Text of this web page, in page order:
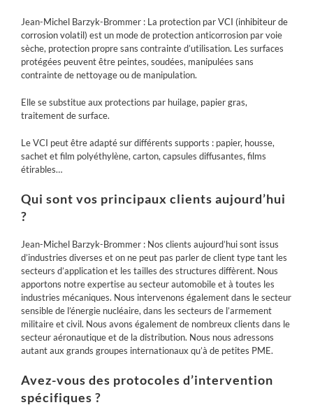
Jean-Michel Barzyk-Brommer : La protection parVCI (inhibiteur de
corrosion volatil) est un mode de protection anticorrosion par voie
sèche, protection propre sans contrainte d’utilisation. Les surfaces
protégées peuvent être peintes, soudées, manipulées sans
contrainte de nettoyage ou de manipulation.
Elle se substitue aux protections par huilage, papier gras,
traitement de surface.
Le VCI peut être adapté sur différents supports : papier, housse,
sachet et film polyéthylène, carton, capsules diffusantes, films
étirables…
Qui sont vos principaux clients aujourd’hui
?
Jean-Michel Barzyk-Brommer : Nos clients aujourd’hui sont issus
d’industries diverses et on ne peut pas parler de client type tant les
secteurs d’application et les tailles des structures diffèrent. Nous
apportons notre expertise au secteur automobile et à toutes les
industries mécaniques. Nous intervenons également dans le secteur
sensible de l’énergie nucléaire, dans les secteurs de l’armement
militaire et civil. Nous avons également de nombreux clients dans le
secteur aéronautique et de la distribution. Nous nous adressons
autant aux grands groupes internationaux qu’à de petites PME.
Avez-vous des protocoles d’intervention
spécifiques ?